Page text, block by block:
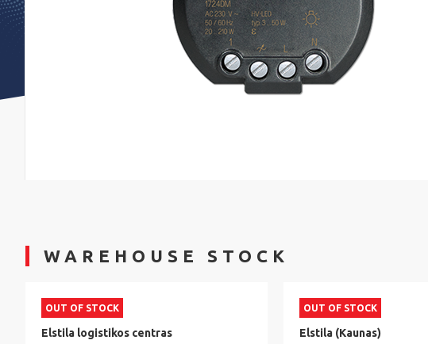
WAREHOUSE STOCK
OUT OF STOCK
Elstila logistikos centras
OUT OF STOCK
Elstila (Kaunas)